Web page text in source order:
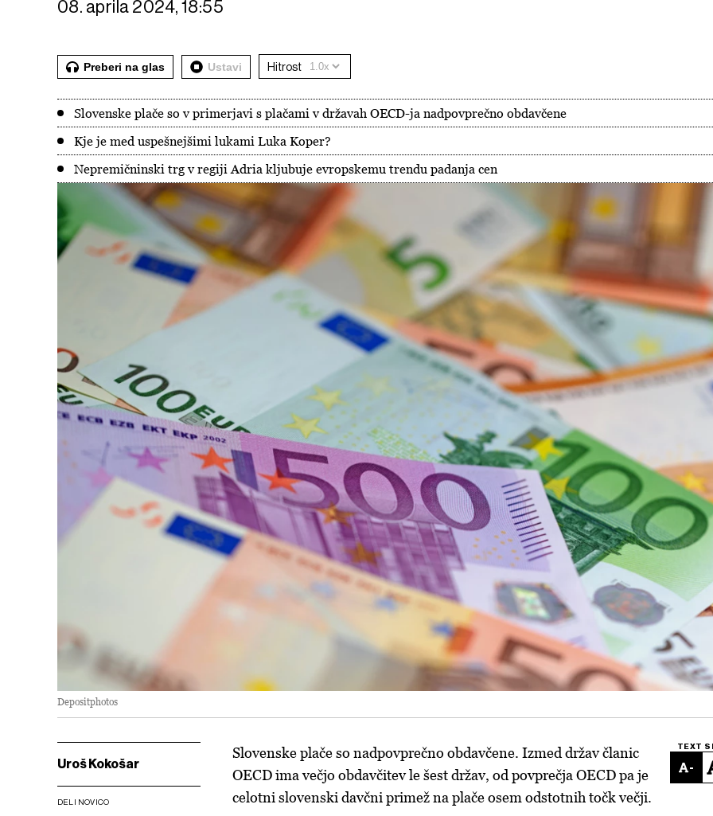
08. aprila 2024, 18:55
Preberi na glas Ustavi Hitrost
Slovenske plače so v primerjavi s plačami v državah OECD-ja nadpovprečno obdavčene
Kje je med uspešnejšimi lukami Luka Koper?
Nepremičninski trg v regiji Adria kljubuje evropskemu trendu padanja cen
Depositphotos
Uroš Kokošar
DELI NOVICO
TEXT
-
Slovenske plače so nadpovprečno obdavčene. Izmed držav članic
OECD ima večjo obdavčitev le šest držav, od povprečja OECD pa je
celotni slovenski davčni primež na plače osem odstotnih točk večji.